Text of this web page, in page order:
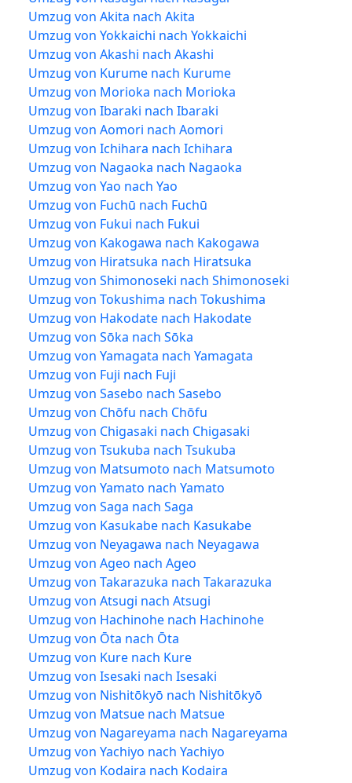
Umzug von Akita nach Akita
Umzug von Yokkaichi nach Yokkaichi
Umzug von Akashi nach Akashi
Umzug von Kurume nach Kurume
Umzug von Morioka nach Morioka
Umzug von Ibaraki nach Ibaraki
Umzug von Aomori nach Aomori
Umzug von Ichihara nach Ichihara
Umzug von Nagaoka nach Nagaoka
Umzug von Yao nach Yao
Umzug von Fuchū nach Fuchū
Umzug von Fukui nach Fukui
Umzug von Kakogawa nach Kakogawa
Umzug von Hiratsuka nach Hiratsuka
Umzug von Shimonoseki nach Shimonoseki
Umzug von Tokushima nach Tokushima
Umzug von Hakodate nach Hakodate
Umzug von Sōka nach Sōka
Umzug von Yamagata nach Yamagata
Umzug von Fuji nach Fuji
Umzug von Sasebo nach Sasebo
Umzug von Chōfu nach Chōfu
Umzug von Chigasaki nach Chigasaki
Umzug von Tsukuba nach Tsukuba
Umzug von Matsumoto nach Matsumoto
Umzug von Yamato nach Yamato
Umzug von Saga nach Saga
Umzug von Kasukabe nach Kasukabe
Umzug von Neyagawa nach Neyagawa
Umzug von Ageo nach Ageo
Umzug von Takarazuka nach Takarazuka
Umzug von Atsugi nach Atsugi
Umzug von Hachinohe nach Hachinohe
Umzug von Ōta nach Ōta
Umzug von Kure nach Kure
Umzug von Isesaki nach Isesaki
Umzug von Nishitōkyō nach Nishitōkyō
Umzug von Matsue nach Matsue
Umzug von Nagareyama nach Nagareyama
Umzug von Yachiyo nach Yachiyo
Umzug von Kodaira nach Kodaira